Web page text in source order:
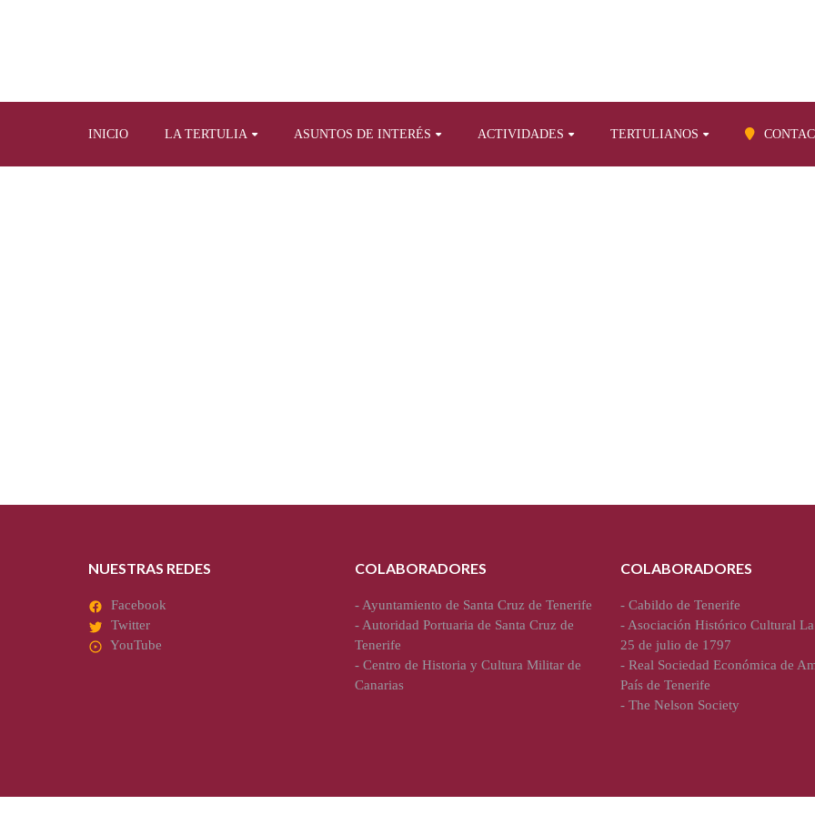
INICIO LA TERTULIA ASUNTOS DE INTERÉS ACTIVIDADES TERTULIANOS
NUESTRAS REDES
Facebook
Twitter
YouTube
COLABORADORES
- Ayuntamiento de Santa Cruz de Tenerife
- Autoridad Portuaria de Santa Cruz de
Tenerife
- Centro de Historia y Cultura Militar de
Canarias
COLABORADORES
- Cabildo de Tenerife
- Asociación Histórico Cultural La
25 de julio de 1797
- Real Sociedad Económica de
País de Tenerife
- The Nelson Society